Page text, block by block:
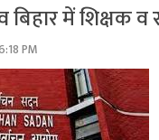
बिहार में शिक्षक
PM